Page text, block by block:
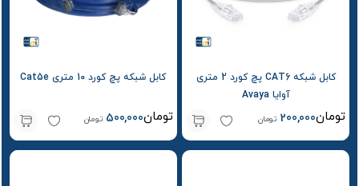
کابل شبکه CAT6 پچ کورد 2 متری
آوایا Avaya
200,000 تومان تومان
کابل شبکه پچ کورد 10 متری Cat5e
500,000 تومان تومان